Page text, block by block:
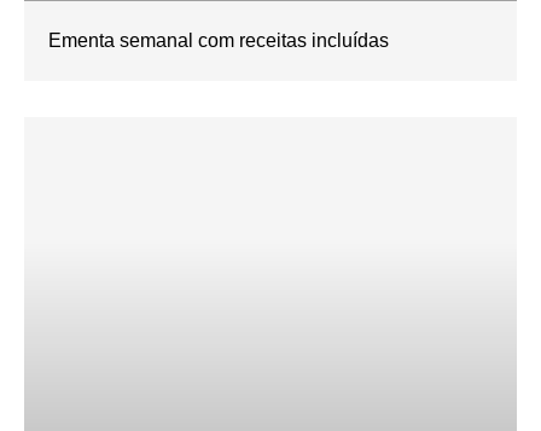
Ementa semanal com receitas incluídas